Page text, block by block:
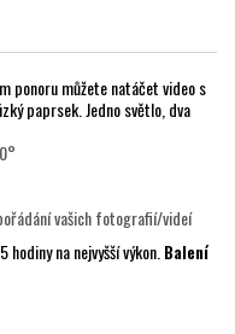
ponoru můžete natáčet video s
paprsek. Jedno světlo, dva
vašich fotografií/videí
na nejvyšší výkon. Balení